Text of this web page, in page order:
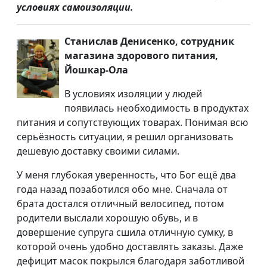
условиях самоизоляции.
Станислав Денисенко, сотрудник
магазина здорового питания,
Йошкар-Ола
В условиях изоляции у людей
появилась необходимость в продуктах
питания и сопутствующих товарах. Понимая всю
серьёзность ситуации, я решил организовать
дешевую доставку своими силами.
У меня глубокая уверенность, что Бог ещё два
года назад позаботился обо мне. Сначала от
брата достался отличный велосипед, потом
родители выслали хорошую обувь, и в
довершение супруга сшила отличную сумку, в
которой очень удобно доставлять заказы. Даже
дефицит масок покрылся благодаря заботливой